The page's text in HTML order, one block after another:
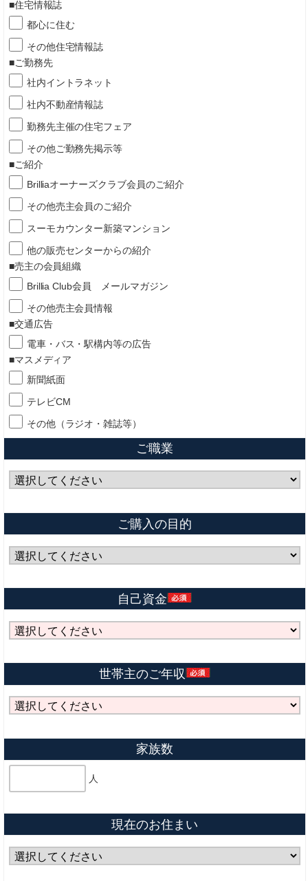
■住宅情報誌
都心に住む
その他住宅情報誌
■ご勤務先
社内イントラネット
社内不動産情報誌
勤務先主催の住宅フェア
その他ご勤務先掲示等
■ご紹介
Brilliaオーナーズクラブ会員のご紹介
その他売主会員のご紹介
スーモカウンター新築マンション
他の販売センターからの紹介
■売主の会員組織
Brillia Club会員 メールマガジン
その他売主会員情報
■交通広告
電車・バス・駅構内等の広告
■マスメディア
新聞紙面
テレビCM
その他（ラジオ・雑誌等）
ご職業
ご購入の目的
自己資金
世帯主のご年収
家族数
人
現在のお住まい